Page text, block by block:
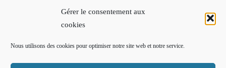
Gérer le consentement aux
cookies
Nous utilisons des cookies pour optimiser notre site web et notre service.